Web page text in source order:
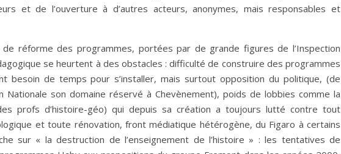
et de l’ouverture à d’autres acteurs, anonymes, mais responsables et
réforme des programmes, portées par de grande figures de l’Inspection
se heurtent à des obstacles : difficulté de construire des programmes
besoin de temps pour s’installer, mais surtout opposition du politique, (de
Nationale son domaine réservé à Chevènement), poids de lobbies comme la
profs d’histoire-géo) qui depuis sa création a toujours lutté contre tout
et toute rénovation, front médiatique hétérogène, du Figaro à certains
sur « la destruction de l’enseignement de l’histoire » : les tentatives de